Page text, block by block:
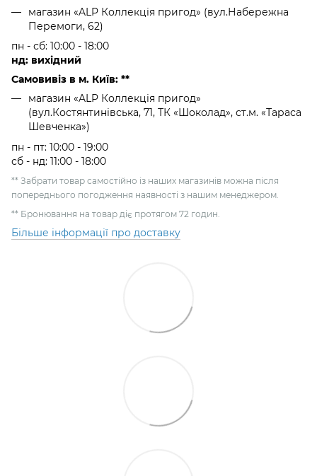
магазин «ALP Коллекція пригод» (вул.Набережна
Перемоги, 62)
пн - сб: 10:00 - 18:00
нд: вихідний
Самовивіз в м. Київ: **
магазин «ALP Коллекція пригод»
(вул.Костянтинівська, 71, ТК «Шоколад», ст.м. «Тараса
Шевченка»)
пн - пт: 10:00 - 19:00
сб - нд: 11:00 - 18:00
** Забрати товар самостійно із наших магазинів можна після
попереднього погодження наявності з нашим менеджером.
** Бронювання на товар діє протягом 72 годин.
Більше інформації про доставку